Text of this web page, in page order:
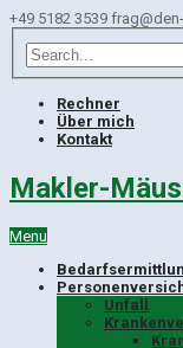
+49 5182 3539
Rechner
Über mich
Kontakt
Makler-
Menu
Unfall